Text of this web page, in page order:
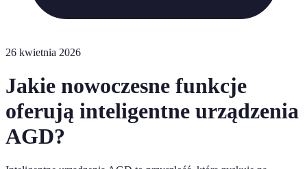
26 kwietnia 2026
Jakie nowoczesne funkcje
oferują inteligentne urządzenia
AGD?